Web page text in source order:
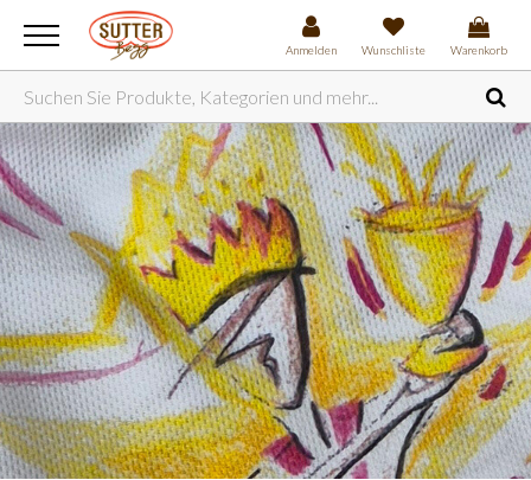
Anmelden Wunschliste Warenkorb